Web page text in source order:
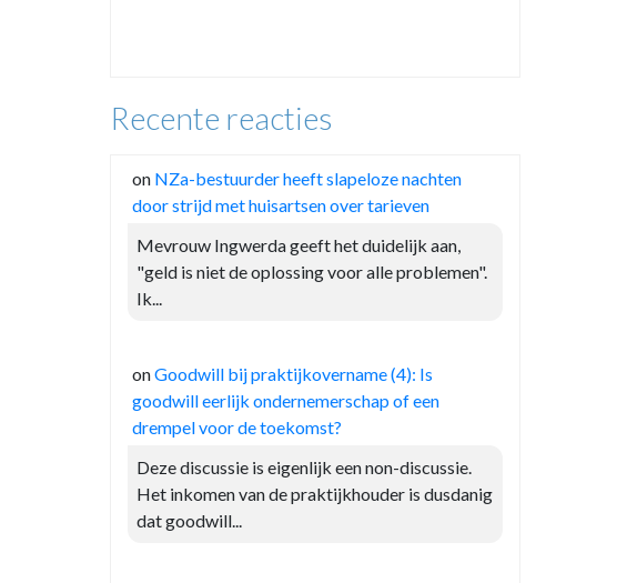
Recente reacties
on NZa-bestuurder heeft slapeloze nachten
door strijd met huisartsen over tarieven
Mevrouw Ingwerda geeft het duidelijk aan,
"geld is niet de oplossing voor alle problemen".
Ik...
onGoodwill bij praktijkovername (4): Is
goodwill eerlijk ondernemerschap of een
drempel voor de toekomst?
Deze discussie is eigenlijk een non-discussie.
Het inkomen van de praktijkhouder is dusdanig
dat goodwill...